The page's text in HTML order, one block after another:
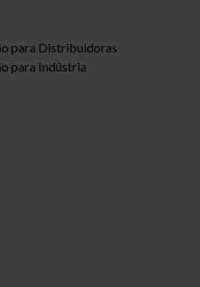
para Distribuidoras
para Indústria